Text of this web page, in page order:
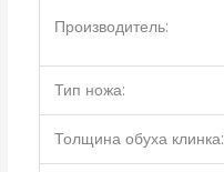
Производитель:
Тип ножа:
Толщина обуха клинка: